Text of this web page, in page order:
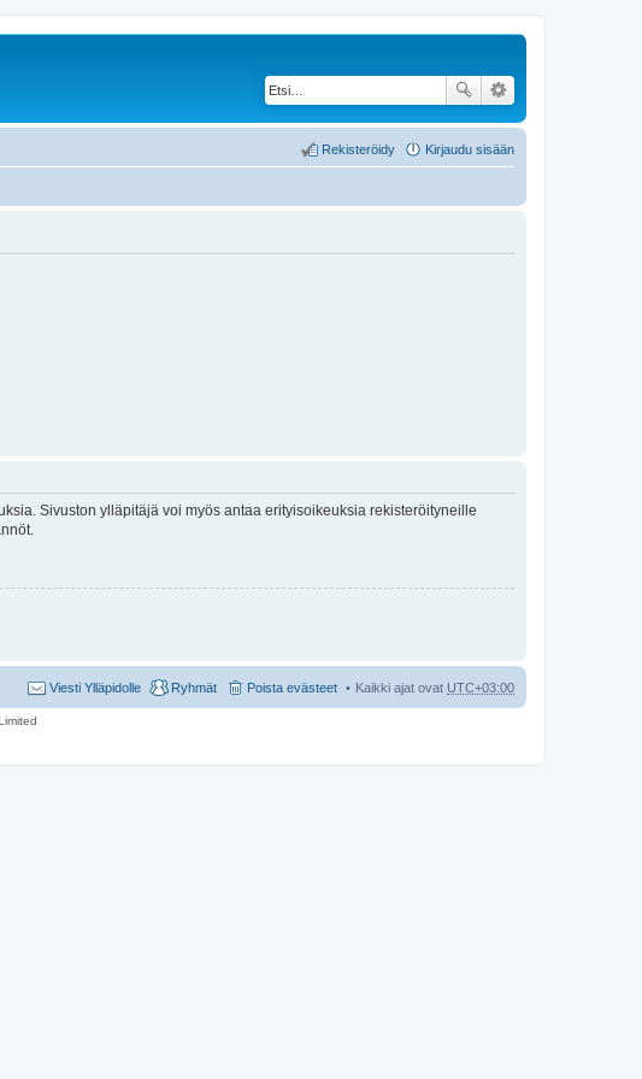
Kirjaudu sisään
Rekisteröidy
Sivuston ylläpitäjä voi myös antaa erityisoikeuksia rekisteröityneille
Kaikki ajat ovat UTC+03:00
Poista evästeet
Ryhmät
Viesti Ylläpidolle